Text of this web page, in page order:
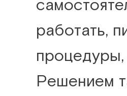
работать,
процедуры,
Решением